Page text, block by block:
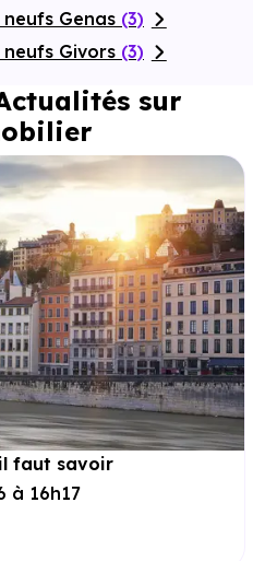
Genas (3)
Givors (3)
sur
faut savoir
à 16h17